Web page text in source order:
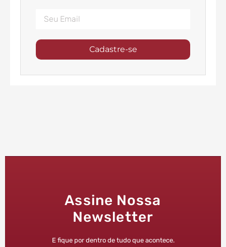
Cadastre-se
Assine Nossa
Newsletter
E fique por dentro de tudo que acontece.